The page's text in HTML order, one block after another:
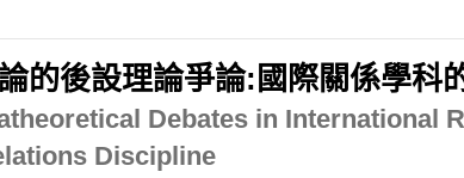
的後設理論爭論:國際關係學科
Debates in International
Discipline